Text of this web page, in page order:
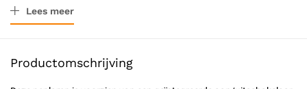
Certificering
Lees meer
Productomschrijving